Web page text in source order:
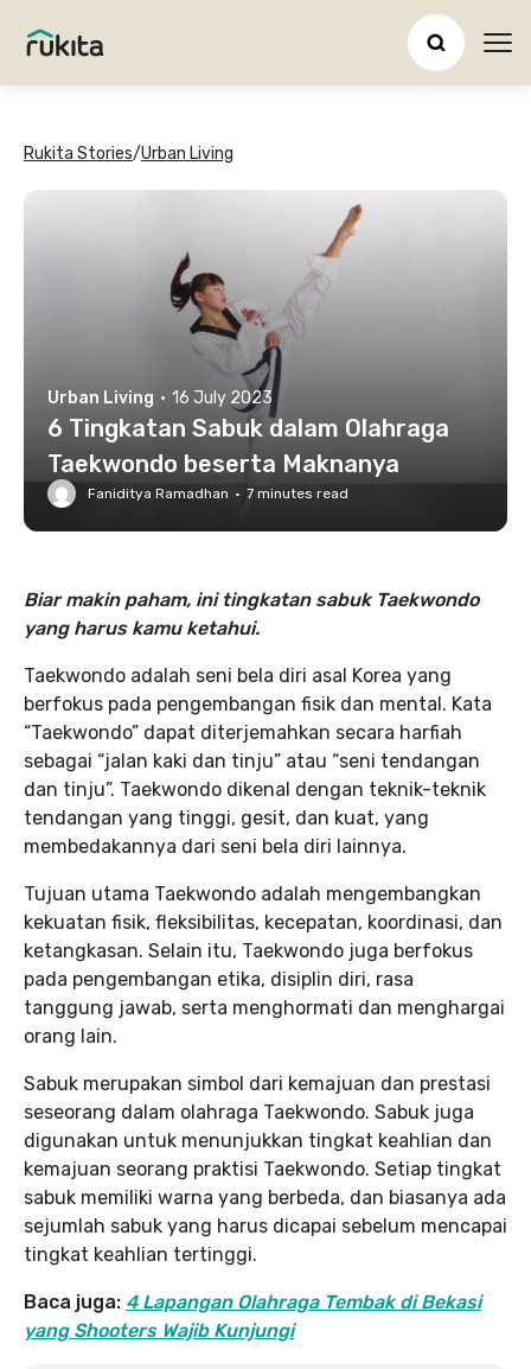
Rukita Stories/Urban Living
Urban Living · 16 July 2023
6 Tingkatan Sabuk dalam Olahraga
Taekwondo beserta Maknanya
Faniditya Ramadhan · 7 minutes read
Biar makin paham, ini tingkatan sabuk Taekwondo
yang harus kamu ketahui.
Taekwondo adalah seni bela diri asal Korea yang
berfokus pada pengembangan fisik dan mental. Kata
“Taekwondo” dapat diterjemahkan secara harfiah
sebagai “jalan kaki dan tinju” atau “seni tendangan
dan tinju”. Taekwondo dikenal dengan teknik-teknik
tendangan yang tinggi, gesit, dan kuat, yang
membedakannya dari seni bela diri lainnya.
Tujuan utama Taekwondo adalah mengembangkan
kekuatan fisik, fleksibilitas, kecepatan, koordinasi, dan
ketangkasan. Selain itu, Taekwondo juga berfokus
pada pengembangan etika, disiplin diri, rasa
tanggung jawab, serta menghormati dan menghargai
orang lain.
Sabuk merupakan simbol dari kemajuan dan prestasi
seseorang dalam olahraga Taekwondo. Sabuk juga
digunakan untuk menunjukkan tingkat keahlian dan
kemajuan seorang praktisi Taekwondo. Setiap tingkat
sabuk memiliki warna yang berbeda, dan biasanya ada
sejumlah sabuk yang harus dicapai sebelum mencapai
tingkat keahlian tertinggi.
Baca juga: 4 Lapangan Olahraga Tembak di Bekasi
yang Shooters Wajib Kunjungi